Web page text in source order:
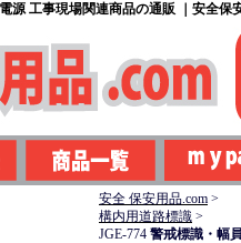
源 工事現場関連商品の通販 ｜安全保
安全 保安用品.com >
構内用道路標識 >
JGE-774 警戒標識・幅